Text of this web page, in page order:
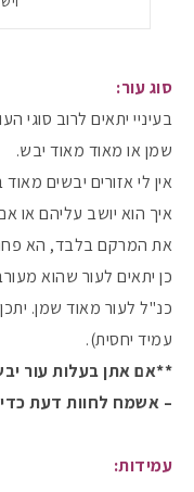
סוג עור:
בעיניי יתאים לרוב סוגי
שמן או מאוד מאוד יבש.
אין לי אזורים יבשים
איך הוא יושב עליהם או
את המרקם בלבד, הא פחות
כן יתאים לעור שהוא
כנ"ל לעור מאוד שמן.
עמיד יחסית).
**אם אתן בעלות עור
– אשמח לחוות דעת
עמידות: